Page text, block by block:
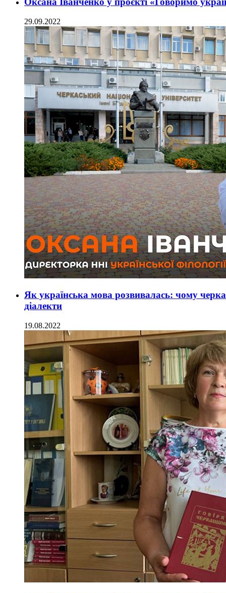
29.09.2022
Як українська мова розвивалась: чому
діалекти
19.08.2022